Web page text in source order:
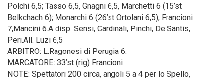
Polchi 6,5; Tasso 6,5, Gnagni 6,5, Marchetti 6 (15’st
Belkchach 6); Monarchi 6 (26’st Ortolani 6,5), Francioni
7,Mancini 6.A disp. Sensi, Cardinali, Pinchi, De Santis,
Peri.All. Luzi 6,5
ARBITRO: L.Ragonesi di Perugia 6.
MARCATORE: 33’st (rig) Francioni
NOTE: Spettatori 200 circa, angoli 5 a 4 per lo Spello,